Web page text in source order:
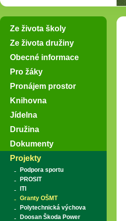
Ze života školy
Ze života družiny
Obecné informace
Pro žáky
Pronájem prostor
Knihovna
Jídelna
Družina
Dokumenty
Projekty
Podpora sportu
PROSIT
ITI
Granty OŠMT
Polytechnická výchova
Doosan Škoda Power